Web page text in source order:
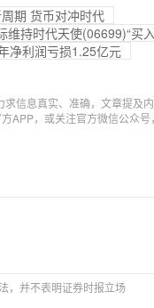
周期 货币对冲时代
维持时代天使(06699)“买
净利润亏损1.25亿元
求信息真实、准确，文章提及
方APP，或关注官方微信公众
，并不表明证券时报立场